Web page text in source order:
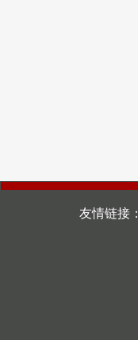
友情链接：